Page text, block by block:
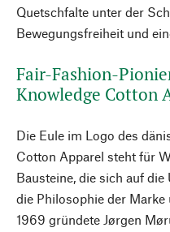
Quetschfalte unter der
Bewegungsfreiheit und
Fair-Fashion-
Knowledge Cotton
Die Eule im Logo des
Cotton Apparel steht für
Bausteine, die sich auf
die Philosophie der
1969 gründete Jørgen